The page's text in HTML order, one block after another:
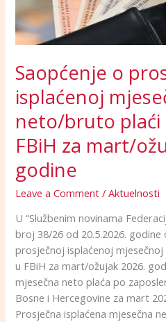
Saopćenje o
isplaćenoj
neto/bruto plaći
FBiH za mart/
godine
Leave a Comment /Aktuelnosti
U “Službenim novinama
broj 38/26 od 20.5.2026.
prosječnoj isplaćenoj
u FBiH za mart/ožujak 2026.
mjesečna neto plaća po
Bosne i Hercegovine za mart
Prosječna isplaćena mjesečna
FBiH
za
mart/ožujak
godine